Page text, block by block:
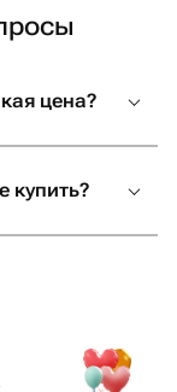
цена?
купить?